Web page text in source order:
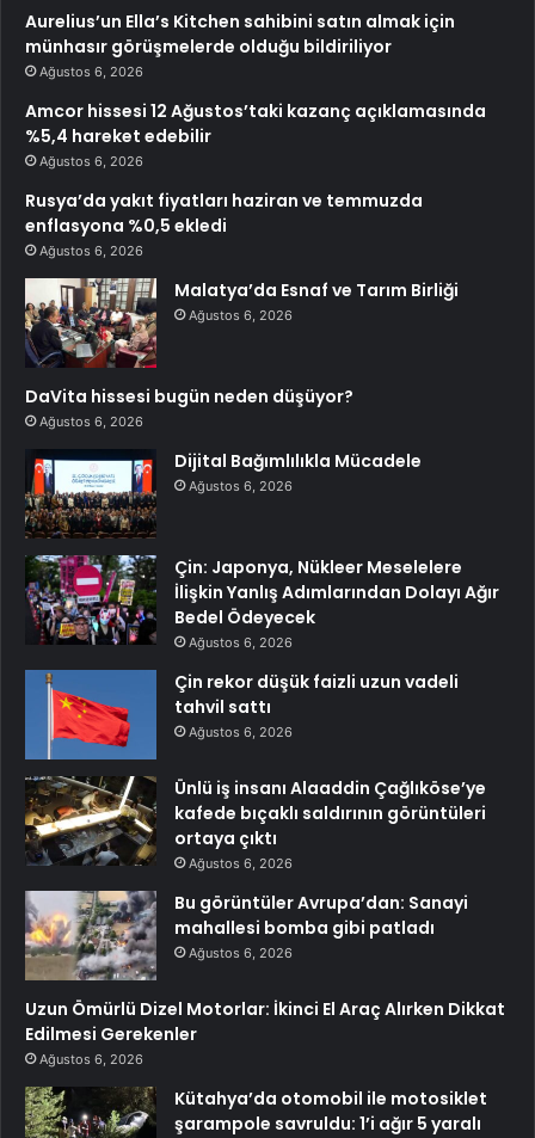
Aurelius’un Ella’s Kitchen sahibini satın almak için
münhasır görüşmelerde olduğu bildiriliyor
Ağustos 6, 2026
Amcor hissesi 12 Ağustos’taki kazanç açıklamasında
%5,4 hareket edebilir
Ağustos 6, 2026
Rusya’da yakıt fiyatları haziran ve temmuzda
enflasyona %0,5 ekledi
Ağustos 6, 2026
Malatya’da Esnaf ve Tarım Birliği
Ağustos 6, 2026
DaVita hissesi bugün neden düşüyor?
Ağustos 6, 2026
Dijital Bağımlılıkla Mücadele
Ağustos 6, 2026
Çin: Japonya, Nükleer Meselelere
İlişkin Yanlış Adımlarından Dolayı Ağır
Bedel Ödeyecek
Ağustos 6, 2026
Çin rekor düşük faizli uzun vadeli
tahvil sattı
Ağustos 6, 2026
Ünlü iş insanı Alaaddin Çağlıköse’ye
kafede bıçaklı saldırının görüntüleri
ortaya çıktı
Ağustos 6, 2026
Bu görüntüler Avrupa’dan: Sanayi
mahallesi bomba gibi patladı
Ağustos 6, 2026
Uzun Ömürlü Dizel Motorlar: İkinci El Araç Alırken Dikkat
Edilmesi Gerekenler
Ağustos 6, 2026
Kütahya’da otomobil ile motosiklet
şarampole savruldu: 1’i ağır 5 yaralı